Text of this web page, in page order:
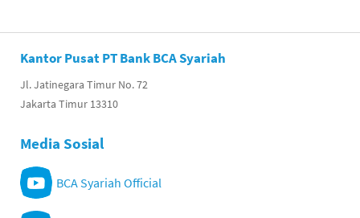
Kantor Pusat PT Bank BCA Syariah
Jl. Jatinegara Timur No. 72
Jakarta Timur 13310
Media Sosial
BCA Syariah Official